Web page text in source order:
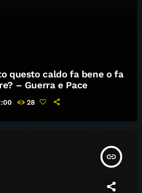
questo caldo fa bene o fa
– Guerra e Pace
28
insert_link